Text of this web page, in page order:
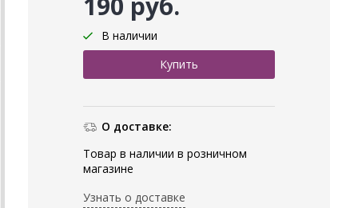
В наличии
О доставке:
Товар в наличии в розничном
магазине
Узнать о доставке